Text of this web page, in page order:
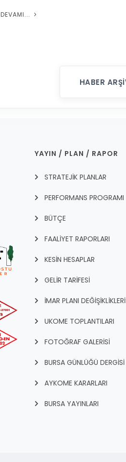
DEVAMI...
HABER
YAYIN / PLAN / RAPOR
STRATEJİK PLANLAR
PERFORMANS PROGRAMI
BÜTÇE
FAALİYET RAPORLARI
KESİN HESAPLAR
GELİR TARİFESİ
İMAR PLANI DEĞİŞİKLİKLERİ
UKOME TOPLANTILARI
FOTOĞRAF GALERİSİ
BURSA GÜNLÜĞÜ DERGİSİ
AYKOME KARARLARI
BURSA YAYINLARI